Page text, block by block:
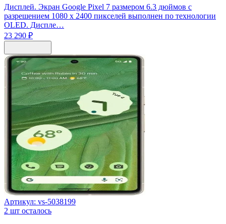
Дисплей. Экран Google Pixel 7 размером 6.3 дюймов с
разрешением 1080 x 2400 пикселей выполнен по технологии
OLED. Диспле…
23 290 ₽
Артикул: vs-5038199
2 шт осталось